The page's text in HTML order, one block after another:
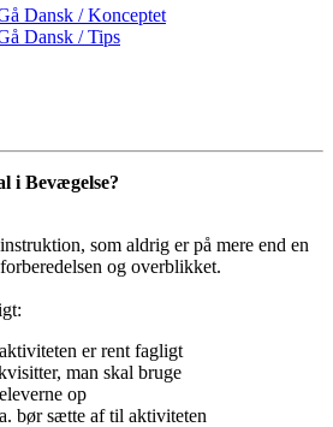
Dansk / Konceptet
Dansk / Tips
i Bevægelse?
som aldrig er på mere end en
og overblikket.
er rent fagligt
man skal bruge
op
bør sætte af til aktiviteten